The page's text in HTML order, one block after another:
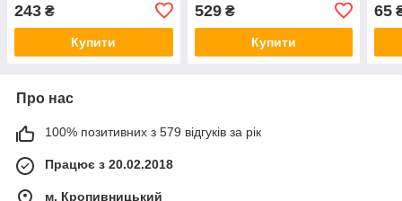
243 ₴
Купити
529₴
Купити
65
Про нас
100% позитивних з 579 відгуків за рік
Працює з 20.02.2018
м. Кропивницький